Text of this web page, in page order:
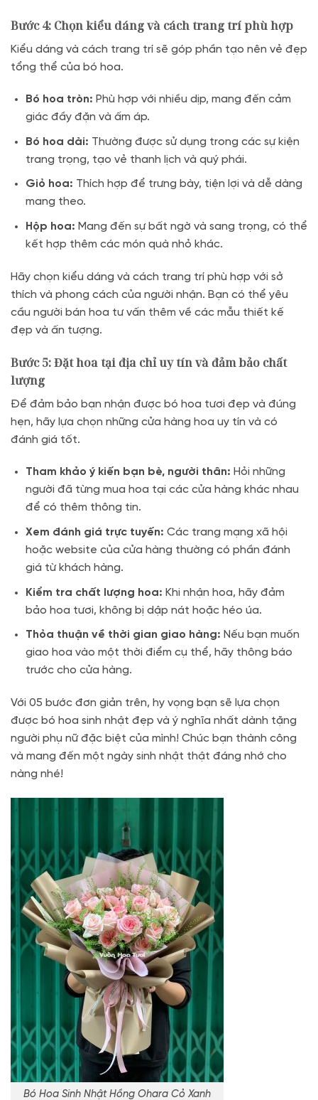
Bước 4: Chọn kiểu dáng và cách trang trí phù hợp
Kiểu dáng và cách trang trí sẽ góp phần tạo nên vẻ đẹp
tổng thể của bó hoa.
Bó hoa tròn: Phù hợp với nhiều dịp, mang đến cảm
giác đầy đặn và ấm áp.
Bó hoa dài: Thường được sử dụng trong các sự kiện
trang trọng, tạo vẻ thanh lịch và quý phái.
Giỏ hoa: Thích hợp để trưng bày, tiện lợi và dễ dàng
mang theo.
Hộp hoa: Mang đến sự bất ngờ và sang trọng, có thể
kết hợp thêm các món quà nhỏ khác.
Hãy chọn kiểu dáng và cách trang trí phù hợp với sở
thích và phong cách của người nhận. Bạn có thể yêu
cầu người bán hoa tư vấn thêm về các mẫu thiết kế
đẹp và ấn tượng.
Bước 5: Đặt hoa tại địa chỉ uy tín và đảm bảo chất
lượng
Để đảm bảo bạn nhận được bó hoa tươi đẹp và đúng
hẹn, hãy lựa chọn những cửa hàng hoa uy tín và có
đánh giá tốt.
Tham khảo ý kiến bạn bè, người thân: Hỏi những
người đã từng mua hoa tại các cửa hàng khác nhau
để có thêm thông tin.
Xem đánh giá trực tuyến: Các trang mạng xã hội
hoặc website của cửa hàng thường có phần đánh
giá từ khách hàng.
Kiểm tra chất lượng hoa: Khi nhận hoa, hãy đảm
bảo hoa tươi, không bị dập nát hoặc héo úa.
Thỏa thuận về thời gian giao hàng: Nếu bạn muốn
giao hoa vào một thời điểm cụ thể, hãy thông báo
trước cho cửa hàng.
Với 05 bước đơn giản trên, hy vọng bạn sẽ lựa chọn
được bó hoa sinh nhật đẹp và ý nghĩa nhất dành tặng
người phụ nữ đặc biệt của mình! Chúc bạn thành công
và mang đến một ngày sinh nhật thật đáng nhớ cho
nàng nhé!
Bó Hoa Sinh Nhật Hồng Ohara Cỏ Xanh